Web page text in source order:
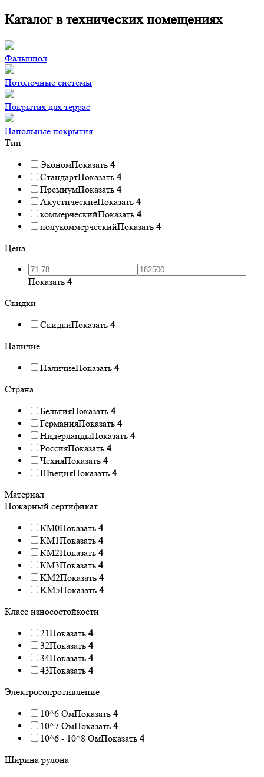
Каталог в технических помещениях
Фальшпол
Потолочные системы
Покрытия для террас
Напольные покрытия
Тип
ЭкономПоказать 4
СтандартПоказать 4
ПремиумПоказать 4
АкустическиеПоказать 4
коммерческийПоказать 4
полукоммерческийПоказать 4
Цена
Показать 4
Скидки
СкидкиПоказать 4
Наличие
НаличиеПоказать 4
Страна
БельгияПоказать 4
ГерманияПоказать 4
НидерландыПоказать 4
РоссияПоказать 4
ЧехияПоказать 4
ШвецияПоказать 4
Материал
Пожарный сертификат
КМ0Показать 4
КМ1Показать 4
КМ2Показать 4
КМ3Показать 4
KM2Показать 4
KM5Показать 4
Класс износостойкости
21Показать 4
32Показать 4
34Показать 4
43Показать 4
Электросопротивление
10^6 ОмПоказать 4
10^7 ОмПоказать 4
10^6 - 10^8 ОмПоказать 4
Ширина рулона